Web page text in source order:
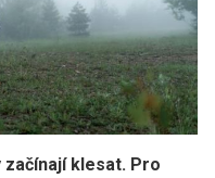
klesat. Pro